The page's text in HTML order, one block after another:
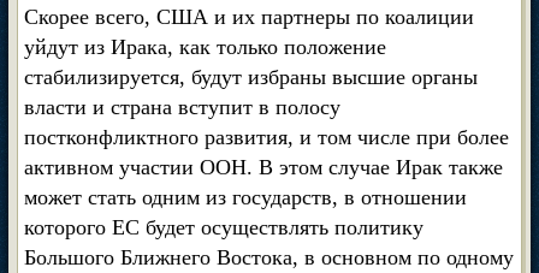
Скорее всего, США и их партнеры по коалиции
уйдут из Ирака, как только положение
стабилизируется, будут избраны высшие органы
власти и страна вступит в полосу
постконфликтного развития, и том числе при более
активном участии ООН. В этом случае Ирак также
может стать одним из государств, в отношении
которого ЕС будет осуществлять политику
Большого Ближнего Востока, в основном по одному